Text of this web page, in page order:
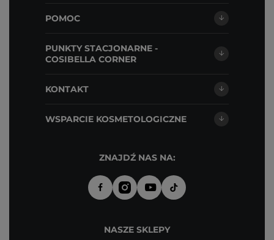
POMOC
PUNKTY STACJONARNE -
COSIBELLA CORNER
KONTAKT
WSPARCIE KOSMETOLOGICZNE
ZNAJDŹ NAS NA:
NASZE SKLEPY